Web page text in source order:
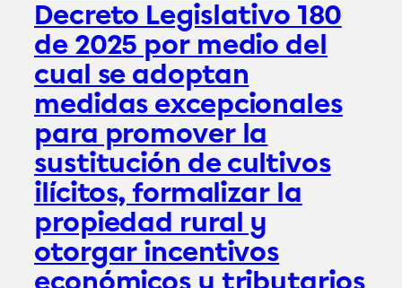
Decreto Legislativo 180
de 2025 por medio del
cual se adoptan
medidas excepcionales
para promover la
sustitución de cultivos
ilícitos, formalizar la
propiedad rural y
otorgar incentivos